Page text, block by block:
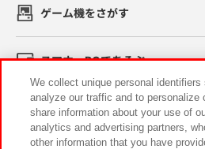
ゲーム機をさがす
スマホ・PCであそぶ
イベント・キャンペーン
We collect unique personal
analyze our traffic and to personalize
share information about your use of
analytics and advertising partners,
other information that you have